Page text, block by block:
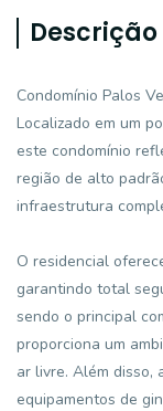
Condomínio Palos
Localizado em um
este condomínio
região de alto
infraestrutura
O residencial
garantindo total
sendo o principal
proporciona um
ar livre. Além disso,
equipamentos de